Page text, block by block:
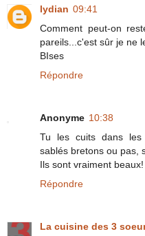
lydian 09:41
Comment peut-on
pareils...c'est sûr je ne
BIses
Répondre
Anonyme 10:38
Tu les cuits dans les
sablés bretons ou pas,
Ils sont vraiment beaux!
Répondre
La cuisine des 3